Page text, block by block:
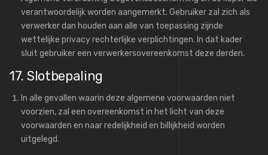
verantwoordelijk worden aangemerkt. Gebruiker zal zich als
verwerker dan houden aan alle van toepassing zijnde
wettelijke privacy rechterlijke verplichtingen. In dat kader
sluit gebruiker een verwerkersovereenkomst deze derden.
17. Slotbepaling
In alle gevallen waarin deze algemene voorwaarden niet
voorzien, zal een overeenkomst in het licht van deze
voorwaarden en naar redelijkheid en billijkheid worden
uitgelegd.